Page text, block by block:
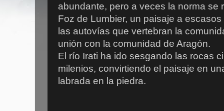
abundante, pero a veces la norma se
Foz de Lumbier, un paisaje a
las autovías que vertebran la
unión con la comunidad de Aragón.
El río Irati ha ido sesgando las rocas
milenios, convirtiendo el paisaje en
labrada en la piedra.